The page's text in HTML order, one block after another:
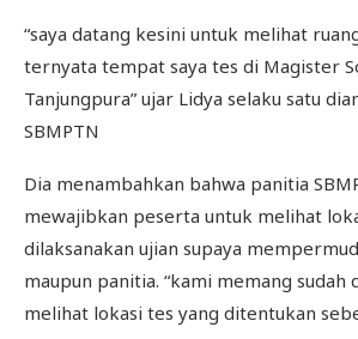
“saya datang kesini untuk melihat
ternyata tempat saya tes di Magister
Tanjungpura” ujar Lidya selaku satu
SBMPTN
Dia menambahkan bahwa panitia
mewajibkan peserta untuk melihat
dilaksanakan ujian supaya
maupun panitia. “kami memang sudah
melihat lokasi tes yang ditentukan